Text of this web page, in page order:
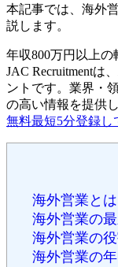
本記事では、海外
説します。
年収800万円以上の
JAC Recruitmentは
ントです。 業界・
の高い情報を提供
無料最短5分登録し
海外営業とは
海外営業の
海外営業の
海外営業の